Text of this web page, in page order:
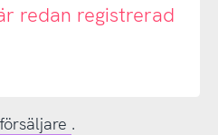
redan registrerad
.